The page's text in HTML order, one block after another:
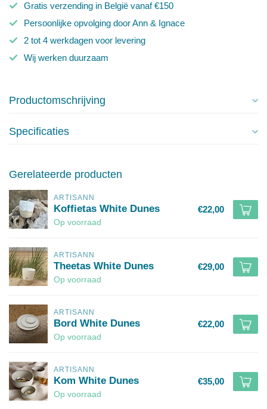
Gratis verzending in België vanaf €150
Persoonlijke opvolging door Ann & Ignace
2 tot 4 werkdagen voor levering
Wij werken duurzaam
Productomschrijving
Specificaties
Gerelateerde producten
ARTISANN
Koffietas White Dunes
Op voorraad
€22,00
ARTISANN
Theetas White Dunes
Op voorraad
€29,00
ARTISANN
Bord White Dunes
Op voorraad
€22,00
ARTISANN
Kom White Dunes
Op voorraad
€35,00